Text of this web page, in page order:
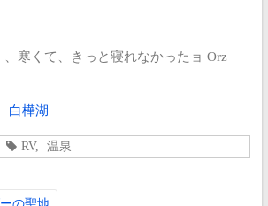
寒くて、きっと寝れなかったョ Orz
白樺湖
RV, 温泉